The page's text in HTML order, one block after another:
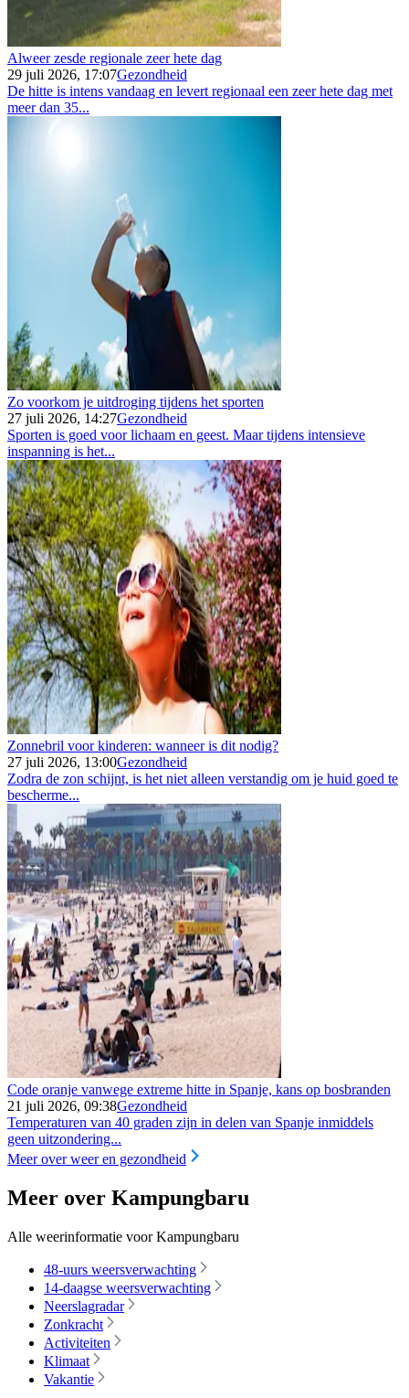
Alweer zesde regionale zeer hete dag
29 juli 2026, 17:07Gezondheid
De hitte is intens vandaag en levert regionaal een zeer hete dag met
meer dan 35...
Zo voorkom je uitdroging tijdens het sporten
27 juli 2026, 14:27Gezondheid
Sporten is goed voor lichaam en geest. Maar tijdens intensieve
inspanning is het...
Zonnebril voor kinderen: wanneer is dit nodig?
27 juli 2026, 13:00Gezondheid
Zodra de zon schijnt, is het niet alleen verstandig om je huid goed te
bescherme...
Code oranje vanwege extreme hitte in Spanje, kans op bosbranden
21 juli 2026, 09:38Gezondheid
Temperaturen van 40 graden zijn in delen van Spanje inmiddels
geen uitzondering...
Meer over weer en gezondheid
Meer over Kampungbaru
Alle weerinformatie voor Kampungbaru
48-uurs weersverwachting
14-daagse weersverwachting
Neerslagradar
Zonkracht
Activiteiten
Klimaat
Vakantie